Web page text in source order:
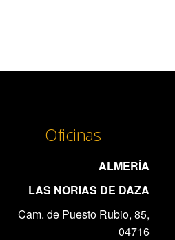
Oficinas
ALMERÍA
LAS NORIAS DE DAZA
Cam. de Puesto Rubio, 85,
04716